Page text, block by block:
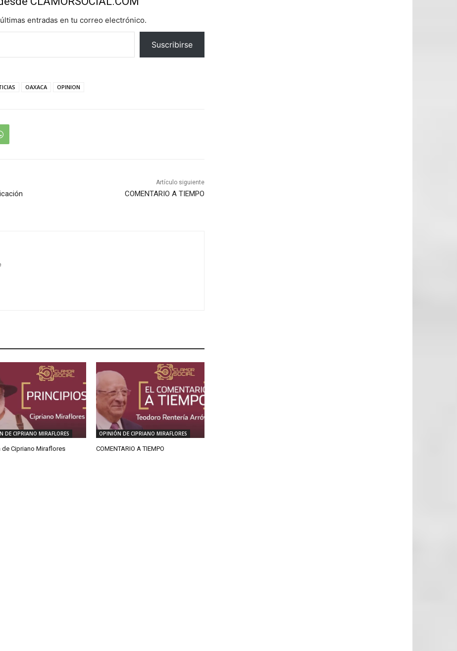
entradas en tu correo electrónico.
Suscribirse
OAXACA OPINION
Artículo siguiente
COMENTARIO A TIEMPO
DE CIPRIANO MIRAFLORES
de Cipriano Miraflores
OPINIÓN DE CIPRIANO MIRAFLORES
COMENTARIO A TIEMPO